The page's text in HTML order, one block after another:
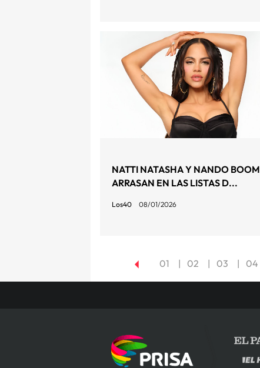
NATTI NATASHA Y NANDO BOOM
ARRASAN EN LAS LISTAS D...
Los40 08/01/2026
01 02 03 04